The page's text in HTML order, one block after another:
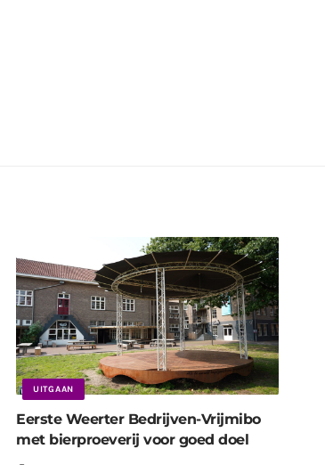
UITGAAN
Eerste Weerter Bedrijven-Vrijmibo
met bierproeverij voor goed doel